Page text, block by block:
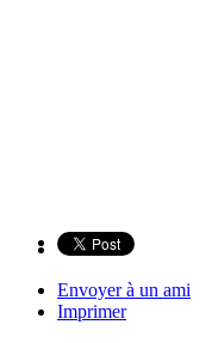
Envoyer à un ami
Imprimer